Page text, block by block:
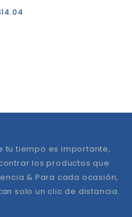
14.04
tu tiempo es importante,
los productos que
& Para cada ocasión,
solo un clic de distancia.